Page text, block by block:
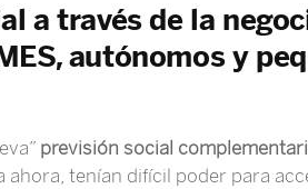
a través de la
autónomos y
previsión social
tenían difícil poder para